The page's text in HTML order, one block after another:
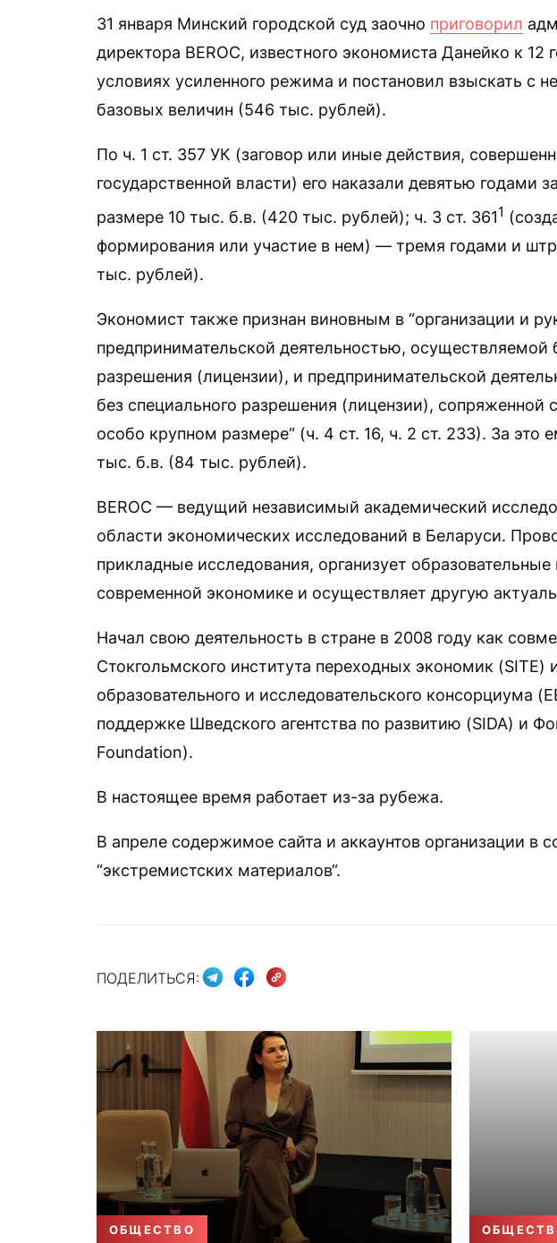
31 января Минский городской суд заочно приговорил
директора BEROC, известного экономиста Данейко к
условиях усиленного режима и постановил взыскать с
базовых величин (546 тыс. рублей).
По ч. 1 ст. 357 УК (заговор или иные действия,
государственной власти) его наказали девятью годами
размере 10 тыс. б.в. (420 тыс. рублей); ч. 3 ст. 3611
формирования или участие в нем) — тремя годами и
тыс. рублей).
Экономист также признан виновным в “организации и
предпринимательской деятельностью, осуществляемой
разрешения (лицензии), и предпринимательской
без специального разрешения (лицензии), сопряженной
особо крупном размере“ (ч. 4 ст. 16, ч. 2 ст. 233). За это
тыс. б.в. (84 тыс. рублей).
BEROC — ведущий независимый академический
области экономических исследований в Беларуси.
прикладные исследования, организует
современной экономике и осуществляет другую
Начал свою деятельность в стране в 2008 году как
Стокгольмского института переходных экономик (SITE)
образовательного и исследовательского консорциума
поддержке Шведского агентства по развитию (SIDA) и
Foundation).
В настоящее время работает из-за рубежа.
В апреле содержимое сайта и аккаунтов организации в
“экстремистских материалов“.
ПОДЕЛИТЬСЯ:
ОБЩЕСТВО